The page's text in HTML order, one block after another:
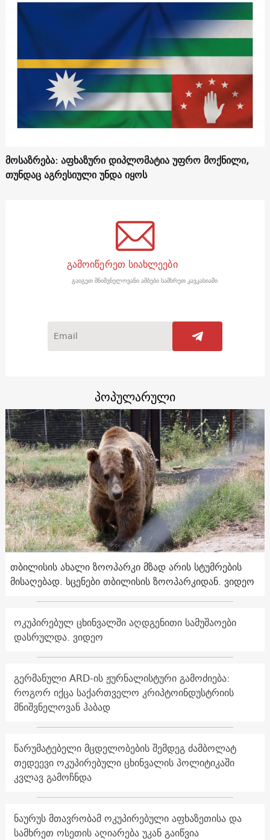
მოსაზრება: აფხაზური დიპლომატია უფრო მოქნილი,
თუნდაც აგრესიული უნდა იყოს
გამოიწერეთ სიახლეები
გაიგეთ მნიშვნელოვანი ამბები სამხრეთ კავკასიაში
პოპულარული
თბილისის ახალი ზოოპარკი მზად არის სტუმრების
მისაღებად. სცენები თბილისის ზოოპარკიდან. ვიდეო
ოკუპირებულ ცხინვალში აღდგენითი სამუშაოები
დასრულდა. ვიდეო
გერმანული ARD-ის ჟურნალისტური გამოძიება:
როგორ იქცა საქართველო კრიპტოინდუსტრიის
მნიშვნელოვან ჰაბად
წარუმატებელი მცდელობების შემდეგ ძამბოლატ
თედეევი ოკუპირებული ცხინვალის პოლიტიკაში
კვლავ გამოჩნდა
ნაურუს მთავრობამ ოკუპირებული აფხაზეთისა და
სამხრეთ ოსეთის აღიარება უკან გაიწვია